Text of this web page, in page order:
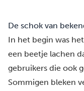
De schok van
In het begin was
een beetje lachen
gebruikers die ook
Sommigen bleken